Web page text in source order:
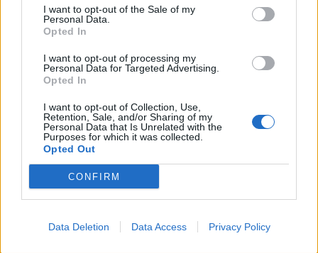
I want to opt-out of the Sale of my
Personal Data.
Opted In
I want to opt-out of processing my
Personal Data for Targeted Advertising.
Opted In
I want to opt-out of Collection, Use,
Retention, Sale, and/or Sharing of my
Personal Data that Is Unrelated with the
Purposes for which it was collected.
Opted Out
CONFIRM
Data Deletion Data Access Privacy Policy
gyűjteménye
Elyna Robbs: Adéle és az örökölt árnyak
Woody Allen megosztó zsenialitása
A világ legismertebb ruhái